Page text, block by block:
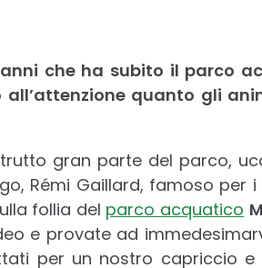
che ha subito il parco
quanto gli
gran parte del parco,
Rémi Gaillard, famoso per i
follia del parco acquatico
e provate ad
per un nostro capriccio e